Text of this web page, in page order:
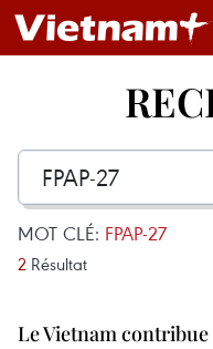
MOT CLÉ: FPAP-27
2 Résultat
Le Vietnam